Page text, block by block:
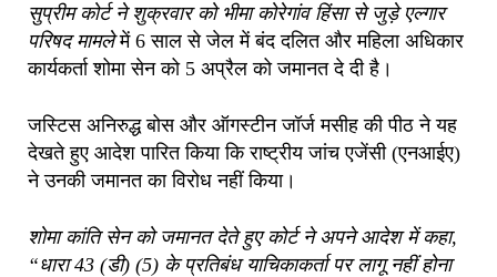
सुप्रीम कोर्ट ने शुक्रवार को भीमा कोरेगांव हिंसा से जुड़े एल्गार
परिषद मामलेमें 6 साल से जेल में बंद दलित और महिला अधिकार
कार्यकर्ता शोमा सेन को 5 अप्रैल को जमानत दे दी है।
जस्टिस अनिरुद्ध बोस और ऑगस्टीन जॉर्ज मसीह की पीठ ने यह
देखते हुए आदेश पारित किया कि राष्ट्रीय जांच एजेंसी (एनआईए)
ने उनकी जमानत का विरोध नहीं किया।
शोमा कांति सेन को जमानत देते हुए कोर्ट ने अपने आदेश में कहा,
“धारा 43 (डी) (5) के प्रतिबंध याचिकाकर्ता पर लागू नहीं होना